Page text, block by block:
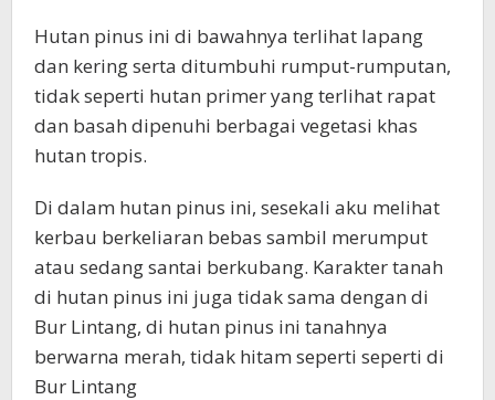
Hutan pinus ini di bawahnya terlihat lapang
dan kering serta ditumbuhi rumput-rumputan,
tidak seperti hutan primer yang terlihat rapat
dan basah dipenuhi berbagai vegetasi khas
hutan tropis.
Di dalam hutan pinus ini, sesekali aku melihat
kerbau berkeliaran bebas sambil merumput
atau sedang santai berkubang. Karakter tanah
di hutan pinus ini juga tidak sama dengan di
Bur Lintang, di hutan pinus ini tanahnya
berwarna merah, tidak hitam seperti seperti di
Bur Lintang